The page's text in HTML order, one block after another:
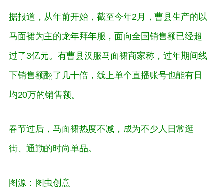
据报道，从年前开始，截至今年2月，曹县生产的以
马面裙为主的龙年拜年服，面向全国销售额已经超
过了3亿元。有曹县汉服马面裙商家称，过年期间线
下销售额翻了几十倍，线上单个直播账号也能有日
均20万的销售额。
春节过后，马面裙热度不减，成为不少人日常逛
街、通勤的时尚单品。
图源：图虫创意